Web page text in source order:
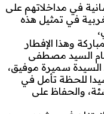
في مداخلاتهم على
في تمثيل هذه
وهذا الإفطار
السيد مصطفى
سميرة موفيق،
للحظة تأمل في
والحفاظ على